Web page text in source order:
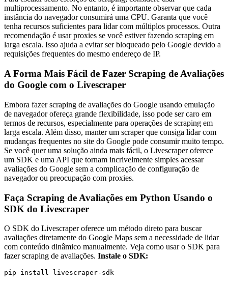
multiprocessamento. No entanto, é importante observar que cada
instância do navegador consumirá uma CPU. Garanta que você
tenha recursos suficientes para lidar com múltiplos processos. Outra
recomendação é usar proxies se você estiver fazendo scraping em
larga escala. Isso ajuda a evitar ser bloqueado pelo Google devido a
requisições frequentes do mesmo endereço de IP.
A Forma Mais Fácil de Fazer Scraping de Avaliações
do Google com o Livescraper
Embora fazer scraping de avaliações do Google usando emulação
de navegador ofereça grande flexibilidade, isso pode ser caro em
termos de recursos, especialmente para operações de scraping em
larga escala. Além disso, manter um scraper que consiga lidar com
mudanças frequentes no site do Google pode consumir muito tempo.
Se você quer uma solução ainda mais fácil, o Livescraper oferece
um SDK e uma API que tornam incrivelmente simples acessar
avaliações do Google sem a complicação de configuração de
navegador ou preocupação com proxies.
Faça Scraping de Avaliações em Python Usando o
SDK do Livescraper
O SDK do Livescraper oferece um método direto para buscar
avaliações diretamente do Google Maps sem a necessidade de lidar
com conteúdo dinâmico manualmente. Veja como usar o SDK para
fazer scraping de avaliações. Instale o SDK: